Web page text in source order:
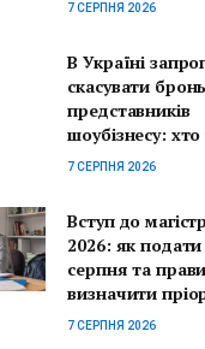
7 СЕРПНЯ 2026
В Україні
скасувати
представників
шоубізнесу: хто
7 СЕРПНЯ 2026
Вступ до
2026: як подати
серпня та
визначити
7 СЕРПНЯ 2026